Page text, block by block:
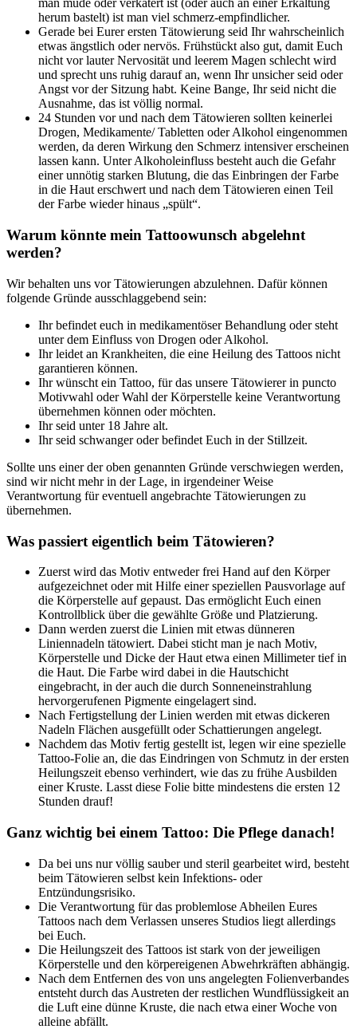
man müde oder verkatert ist (oder auch an einer Erkältung
herum bastelt) ist man viel schmerz-empfindlicher.
Gerade bei Eurer ersten Tätowierung seid Ihr wahrscheinlich
etwas ängstlich oder nervös. Frühstückt also gut, damit Euch
nicht vor lauter Nervosität und leerem Magen schlecht wird
und sprecht uns ruhig darauf an, wenn Ihr unsicher seid oder
Angst vor der Sitzung habt. Keine Bange, Ihr seid nicht die
Ausnahme, das ist völlig normal.
24 Stunden vor und nach dem Tätowieren sollten keinerlei
Drogen, Medikamente/ Tabletten oder Alkohol eingenommen
werden, da deren Wirkung den Schmerz intensiver erscheinen
lassen kann. Unter Alkoholeinfluss besteht auch die Gefahr
einer unnötig starken Blutung, die das Einbringen der Farbe
in die Haut erschwert und nach dem Tätowieren einen Teil
der Farbe wieder hinaus „spült“.
Warum könnte mein Tattoowunsch abgelehnt
werden?
Wir behalten uns vor Tätowierungen abzulehnen. Dafür können
folgende Gründe ausschlaggebend sein:
Ihr befindet euch in medikamentöser Behandlung oder steht
unter dem Einfluss von Drogen oder Alkohol.
Ihr leidet an Krankheiten, die eine Heilung des Tattoos nicht
garantieren können.
Ihr wünscht ein Tattoo, für das unsere Tätowierer in puncto
Motivwahl oder Wahl der Körperstelle keine Verantwortung
übernehmen können oder möchten.
Ihr seid unter 18 Jahre alt.
Ihr seid schwanger oder befindet Euch in der Stillzeit.
Sollte uns einer der oben genannten Gründe verschwiegen werden,
sind wir nicht mehr in der Lage, in irgendeiner Weise
Verantwortung für eventuell angebrachte Tätowierungen zu
übernehmen.
Was passiert eigentlich beim Tätowieren?
Zuerst wird das Motiv entweder frei Hand auf den Körper
aufgezeichnet oder mit Hilfe einer speziellen Pausvorlage auf
die Körperstelle auf gepaust. Das ermöglicht Euch einen
Kontrollblick über die gewählte Größe und Platzierung.
Dann werden zuerst die Linien mit etwas dünneren
Liniennadeln tätowiert. Dabei sticht man je nach Motiv,
Körperstelle und Dicke der Haut etwa einen Millimeter tief in
die Haut. Die Farbe wird dabei in die Hautschicht
eingebracht, in der auch die durch Sonneneinstrahlung
hervorgerufenen Pigmente eingelagert sind.
Nach Fertigstellung der Linien werden mit etwas dickeren
Nadeln Flächen ausgefüllt oder Schattierungen angelegt.
Nachdem das Motiv fertig gestellt ist, legen wir eine spezielle
Tattoo-Folie an, die das Eindringen von Schmutz in der ersten
Heilungszeit ebenso verhindert, wie das zu frühe Ausbilden
einer Kruste. Lasst diese Folie bitte mindestens die ersten 12
Stunden drauf!
Ganz wichtig bei einem Tattoo: Die Pflege danach!
Da bei uns nur völlig sauber und steril gearbeitet wird, besteht
beim Tätowieren selbst kein Infektions- oder
Entzündungsrisiko.
Die Verantwortung für das problemlose Abheilen Eures
Tattoos nach dem Verlassen unseres Studios liegt allerdings
bei Euch.
Die Heilungszeit des Tattoos ist stark von der jeweiligen
Körperstelle und den körpereigenen Abwehrkräften abhängig.
Nach dem Entfernen des von uns angelegten Folienverbandes
entsteht durch das Austreten der restlichen Wundflüssigkeit an
die Luft eine dünne Kruste, die nach etwa einer Woche von
alleine abfällt.